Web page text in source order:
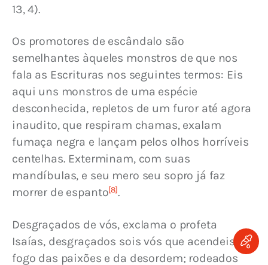
13, 4).
Os promotores de escândalo são
semelhantes àqueles monstros de que nos
fala as Escrituras nos seguintes termos: Eis
aqui uns monstros de uma espécie
desconhecida, repletos de um furor até agora
inaudito, que respiram chamas, exalam
fumaça negra e lançam pelos olhos horríveis
centelhas. Exterminam, com suas
mandíbulas, e seu mero seu sopro já faz
morrer de espanto[8].
Desgraçados de vós, exclama o profeta
Isaías, desgraçados sois vós que acendeis o
fogo das paixões e da desordem; rodeados